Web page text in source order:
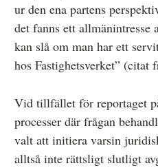
ur den ena partens
det fanns ett allmänintresse
kan slå om man har ett
hos Fastighetsverket” (citat
Vid tillfället för reportaget
processer där frågan
valt att initiera varsin
alltså inte rättsligt slutligt